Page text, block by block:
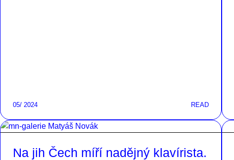
05/ 2024 READ
Na jih Čech míří nadějný klavírista.